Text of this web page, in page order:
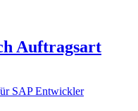
Auftragsart
SAP Entwickler